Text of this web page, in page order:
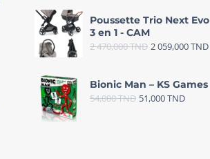
Poussette Trio Next Evo
3 en 1 - CAM
2 470,000TND 2 059,000TND
Bionic Man – KS Games
54,000TND 51,000TND